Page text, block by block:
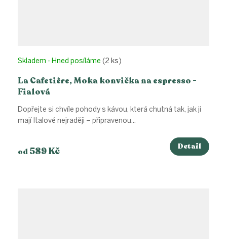
La Cafetière, Moka konvička na espresso -
Fialová
Skladem - Hned posíláme (2 ks)
od 589 Kč Detail
Dopřejte si chvíle pohody s kávou, která chutná tak, jak ji
mají Italové nejraději – připravenou...